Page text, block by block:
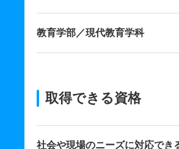
教育学部／現代教育学科
取得できる資格
社会や現場のニーズに対応でき